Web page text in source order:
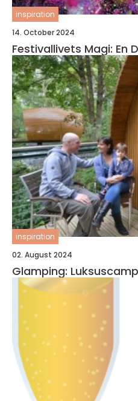
inspiration
14. October 2024
Festivallivets Magi: En
inspiration
02. August 2024
Glamping: